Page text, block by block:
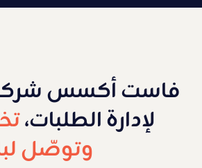
فاست أكسس
لإدارة الطلبات،
وتوصّل